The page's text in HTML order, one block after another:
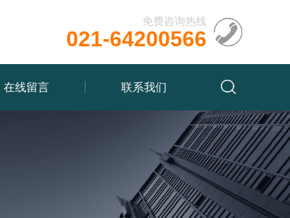
免费咨询热线
021-64200566
在线留言 联系我们